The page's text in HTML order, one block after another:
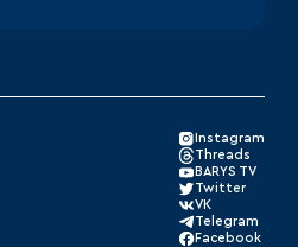
Instagram
Threads
BARYS TV
Twitter
VK
Telegram
Facebook